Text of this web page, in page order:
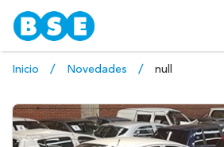
Inicio Novedades null